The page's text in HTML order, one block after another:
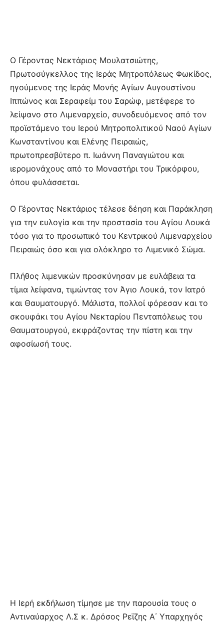
Ο Γέροντας Νεκτάριος Μουλατσιώτης,
Πρωτοσύγκελλος της Ιεράς Μητροπόλεως Φωκίδος,
ηγούμενος της Ιεράς Μονής Αγίων Αυγουστίνου
Ιππώνος και Σεραφείμ του Σαρώφ, μετέφερε το
λείψανο στο Λιμεναρχείο, συνοδευόμενος από τον
προϊστάμενο του Ιερού Μητροπολιτικού Ναού Αγίων
Κωνσταντίνου και Ελένης Πειραιώς,
πρωτοπρεσβύτερο π. Ιωάννη Παναγιώτου και
ιερομονάχους από το Μοναστήρι του Τρικόρφου,
όπου φυλάσσεται.
Ο Γέροντας Νεκτάριος τέλεσε δέηση και Παράκληση
για την ευλογία και την προστασία του Αγίου Λουκά
τόσο για το προσωπικό του Κεντρικού Λιμεναρχείου
Πειραιώς όσο και για ολόκληρο το Λιμενικό Σώμα.
Πλήθος λιμενικών προσκύνησαν με ευλάβεια τα
τίμια λείψανα, τιμώντας τον Άγιο Λουκά, τον Ιατρό
και Θαυματουργό. Μάλιστα, πολλοί φόρεσαν και το
σκουφάκι του Αγίου Νεκταρίου Πενταπόλεως του
Θαυματουργού, εκφράζοντας την πίστη και την
αφοσίωσή τους.
Η Ιερή εκδήλωση τίμησε με την παρουσία τους ο
Αντιναύαρχος Λ.Σ κ. Δρόσος Ρεϊζης Α΄ Υπαρχηγός